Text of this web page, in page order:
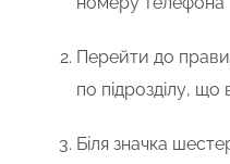
Перейти до
по підрозділу, що
Біля значка